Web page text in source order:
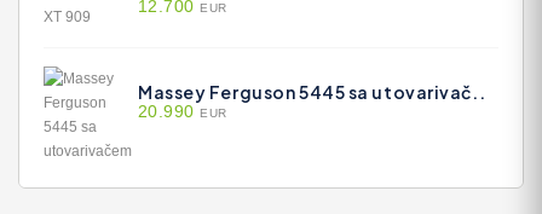
12.700 EUR
Massey Ferguson 5445 sa utovarivač..
20.990 EUR